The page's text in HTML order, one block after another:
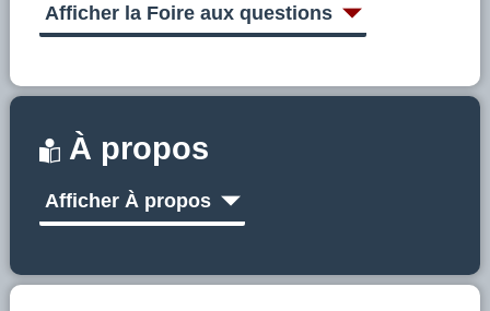
Afficher la Foire aux questions
À propos
Afficher À propos